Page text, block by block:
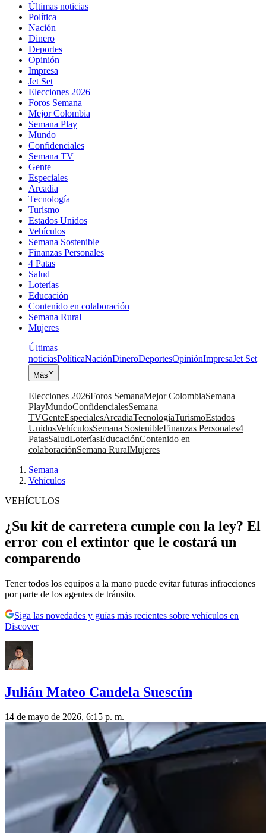
Últimas noticias
Política
Nación
Dinero
Deportes
Opinión
Impresa
Jet Set
Elecciones 2026
Foros Semana
Mejor Colombia
Semana Play
Mundo
Confidenciales
Semana TV
Gente
Especiales
Arcadia
Tecnología
Turismo
Estados Unidos
Vehículos
Semana Sostenible
Finanzas Personales
4 Patas
Salud
Loterías
Educación
Contenido en colaboración
Semana Rural
Mujeres
Últimas
noticiasPolíticaNaciónDineroDeportesOpiniónImpresaJet Set
Más
Elecciones 2026Foros SemanaMejor ColombiaSemana
PlayMundoConfidencialesSemana
TVGenteEspecialesArcadiaTecnologíaTurismoEstados
UnidosVehículosSemana SostenibleFinanzas Personales4
PatasSaludLoteríasEducaciónContenido en
colaboraciónSemana RuralMujeres
Semana|
Vehículos
VEHÍCULOS
¿Su kit de carretera cumple con la ley? El
error con el extintor que le costará un
comparendo
Tener todos los equipos a la mano puede evitar futuras infracciones
por parte de los agentes de tránsito.
Siga las novedades y guías más recientes sobre vehículos en
Discover
Julián Mateo Candela Suescún
14 de mayo de 2026, 6:15 p. m.